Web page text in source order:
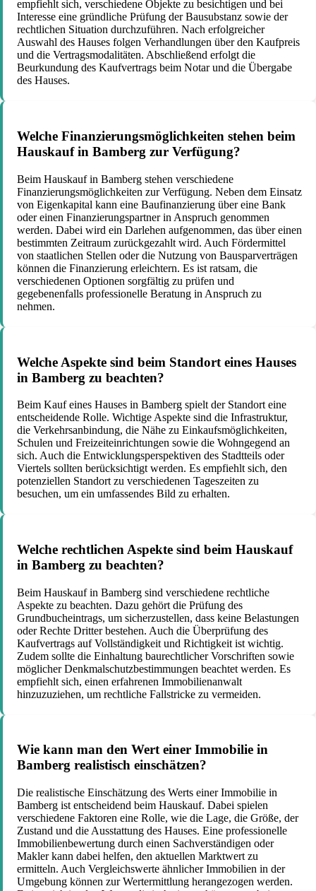
empfiehlt sich, verschiedene Objekte zu besichtigen und bei
Interesse eine gründliche Prüfung der Bausubstanz sowie der
rechtlichen Situation durchzuführen. Nach erfolgreicher
Auswahl des Hauses folgen Verhandlungen über den Kaufpreis
und die Vertragsmodalitäten. Abschließend erfolgt die
Beurkundung des Kaufvertrags beim Notar und die Übergabe
des Hauses.
Welche Finanzierungsmöglichkeiten stehen beim
Hauskauf in Bamberg zur Verfügung?
Beim Hauskauf in Bamberg stehen verschiedene
Finanzierungsmöglichkeiten zur Verfügung. Neben dem Einsatz
von Eigenkapital kann eine Baufinanzierung über eine Bank
oder einen Finanzierungspartner in Anspruch genommen
werden. Dabei wird ein Darlehen aufgenommen, das über einen
bestimmten Zeitraum zurückgezahlt wird. Auch Fördermittel
von staatlichen Stellen oder die Nutzung von Bausparverträgen
können die Finanzierung erleichtern. Es ist ratsam, die
verschiedenen Optionen sorgfältig zu prüfen und
gegebenenfalls professionelle Beratung in Anspruch zu
nehmen.
Welche Aspekte sind beim Standort eines Hauses
in Bamberg zu beachten?
Beim Kauf eines Hauses in Bamberg spielt der Standort eine
entscheidende Rolle. Wichtige Aspekte sind die Infrastruktur,
die Verkehrsanbindung, die Nähe zu Einkaufsmöglichkeiten,
Schulen und Freizeiteinrichtungen sowie die Wohngegend an
sich. Auch die Entwicklungsperspektiven des Stadtteils oder
Viertels sollten berücksichtigt werden. Es empfiehlt sich, den
potenziellen Standort zu verschiedenen Tageszeiten zu
besuchen, um ein umfassendes Bild zu erhalten.
Welche rechtlichen Aspekte sind beim Hauskauf
in Bamberg zu beachten?
Beim Hauskauf in Bamberg sind verschiedene rechtliche
Aspekte zu beachten. Dazu gehört die Prüfung des
Grundbucheintrags, um sicherzustellen, dass keine Belastungen
oder Rechte Dritter bestehen. Auch die Überprüfung des
Kaufvertrags auf Vollständigkeit und Richtigkeit ist wichtig.
Zudem sollte die Einhaltung baurechtlicher Vorschriften sowie
möglicher Denkmalschutzbestimmungen beachtet werden. Es
empfiehlt sich, einen erfahrenen Immobilienanwalt
hinzuzuziehen, um rechtliche Fallstricke zu vermeiden.
Wie kann man den Wert einer Immobilie in
Bamberg realistisch einschätzen?
Die realistische Einschätzung des Werts einer Immobilie in
Bamberg ist entscheidend beim Hauskauf. Dabei spielen
verschiedene Faktoren eine Rolle, wie die Lage, die Größe, der
Zustand und die Ausstattung des Hauses. Eine professionelle
Immobilienbewertung durch einen Sachverständigen oder
Makler kann dabei helfen, den aktuellen Marktwert zu
ermitteln. Auch Vergleichswerte ähnlicher Immobilien in der
Umgebung können zur Wertermittlung herangezogen werden.